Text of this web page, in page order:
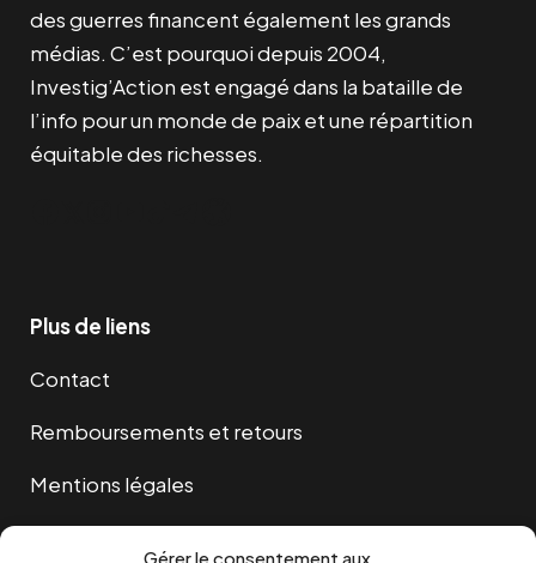
Gérer le consentement aux
des guerres financent également les grands
médias. C’est pourquoi depuis 2004,
Investig’Action est engagé dans la bataille de
l’info pour un monde de paix et une répartition
équitable des richesses.
Plus de liens
Contact
Remboursements et retours
Mentions légales